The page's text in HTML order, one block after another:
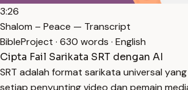
3:26
Shalom – Peace — Transcript
BibleProject · 630 words · English
Cipta Fail Sarikata SRT dengan AI
SRT adalah format sarikata universal
setiap penyunting video dan pemain